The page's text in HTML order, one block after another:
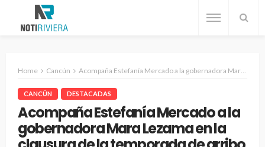
Home Cancún Acompaña Estefanía Mercado a la gobernadora Mara Lezama en la clausura de la temporada de arribo de sargazo 2024
CANCÚN DESTACADAS
Acompaña Estefanía Mercado a la
gobernadora Mara Lezama en la